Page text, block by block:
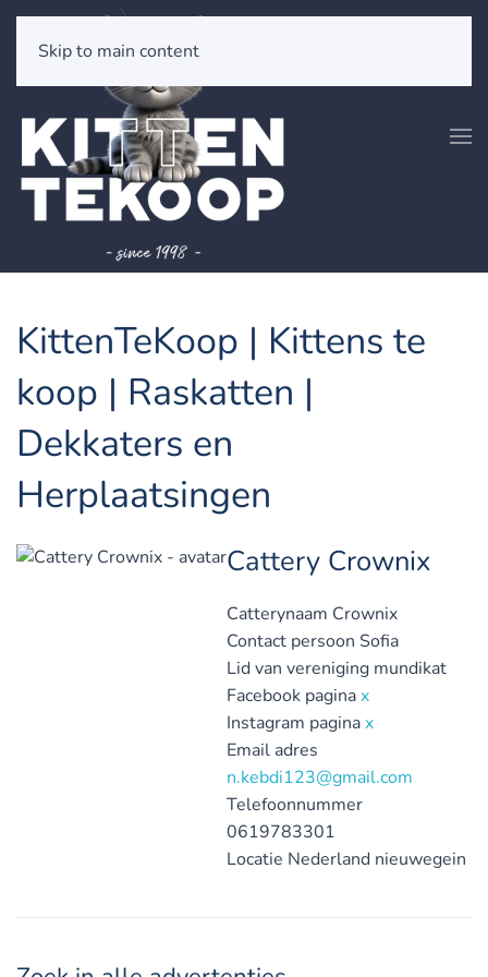
Skip to main content
KittenTeKoop | Kittens te
koop | Raskatten |
Dekkaters en
Herplaatsingen
Cattery Crownix
Catterynaam Crownix
Contact persoon Sofia
Lid van vereniging mundikat
Facebook paginax
Instagram paginax
Email adres
n.kebdi123@gmail.com
Telefoonnummer
0619783301
Locatie Nederland nieuwegein